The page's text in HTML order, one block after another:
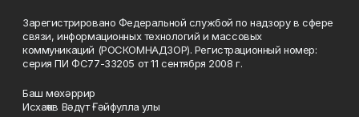
Зарегистрировано Федеральной службой по надзору в сфере
связи, информационных технологий и массовых
коммуникаций (РОСКОМНАДЗОР). Регистрационный номер:
серия ПИ ФС77-33205 от 11 сентября 2008 г.
Баш мөхәррир
Исхаҡов Вәдүт Ғәйфулла улы